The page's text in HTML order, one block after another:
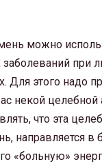
можно
при
Для этого надо
некой целебной
что эта
направляется в
«больную»